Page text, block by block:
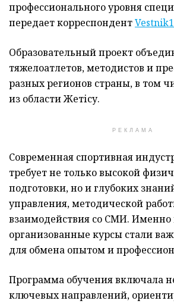
профессионального уровня
передает корреспондент
Образовательный проект
тяжелоатлетов, методистов и
разных регионов страны, в том
из области Жетісу.
РЕКЛАМА
Современная спортивная
требует не только высокой
подготовки, но и глубоких
управления, методической
взаимодействия со СМИ. Именно
организованные курсы стали
для обмена опытом и
Программа обучения включала
ключевых направлений,